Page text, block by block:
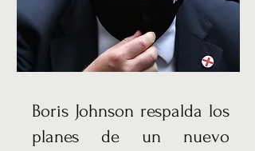
Boris Johnson respalda los
planes de un nuevo